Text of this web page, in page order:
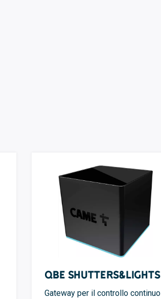
QBE Shutters&Lights
Gateway per il controllo continuo